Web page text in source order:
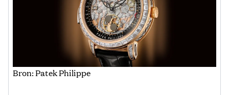
Bron: Patek Philippe